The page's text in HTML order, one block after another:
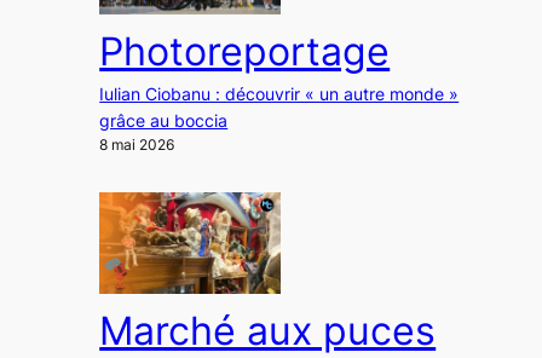
Photoreportage
Iulian Ciobanu : découvrir « un autre monde »
grâce au boccia
8 mai 2026
Marché aux puces